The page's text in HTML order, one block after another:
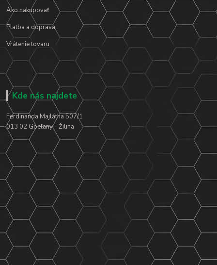
Ako nakupovať
Platba a doprava
Vrátenie tovaru
Kde nás najdete
Ferdinanda Majlátha 507/1
013 02 Gbeľany - Žilina